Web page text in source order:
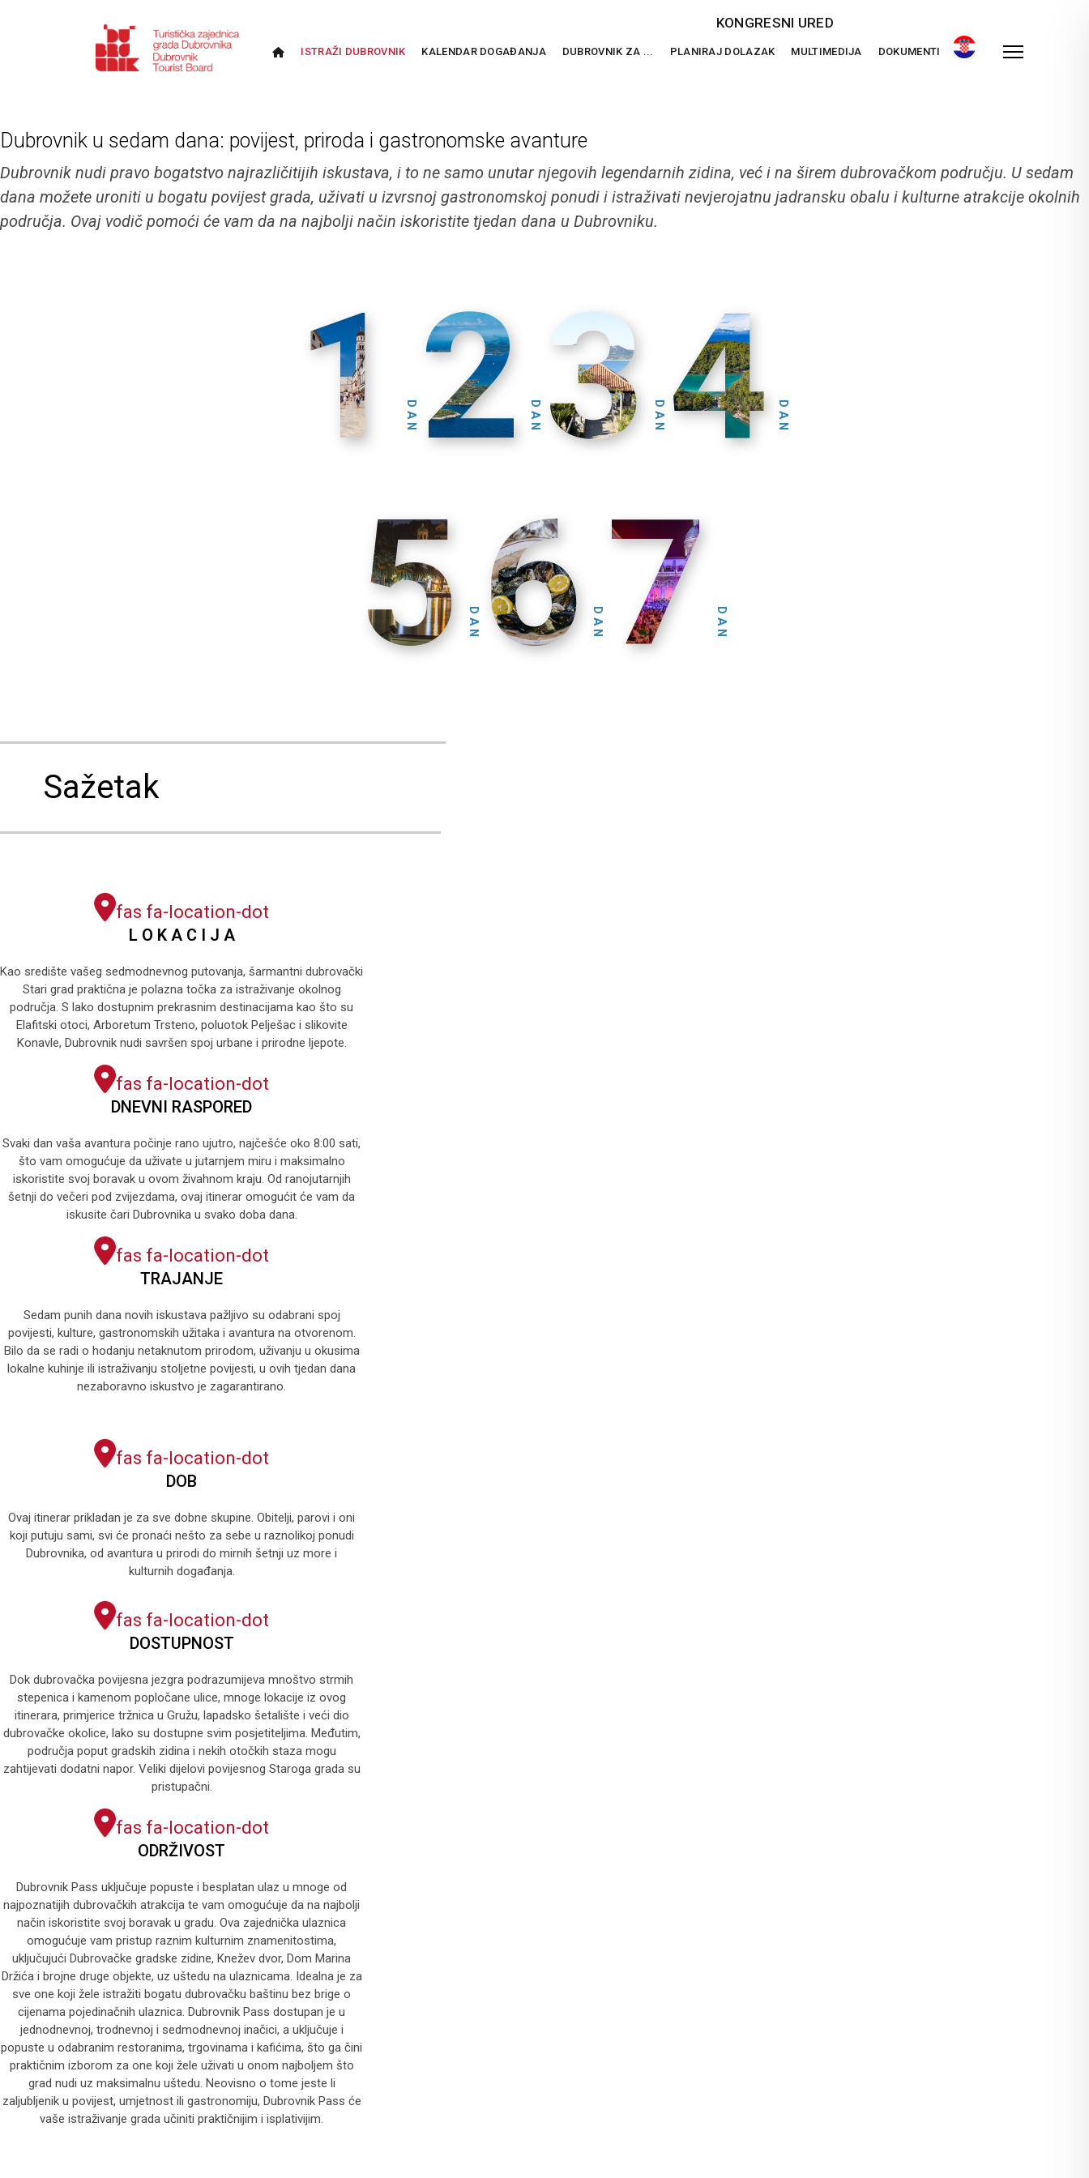
KONGRESNI URED
ISTRAŽI DUBROVNIK KALENDAR DOGAĐANJA DUBROVNIK ZA ... PLANIRAJ DOLAZAK MULTIMEDIJA DOKUMENTI
Dubrovnik u sedam dana: povijest, priroda i gastronomske avanture
Dubrovnik nudi pravo bogatstvo najrazličitijih iskustava, i to ne samo unutar njegovih legendarnih zidina, već i na širem dubrovačkom području. U sedam
dana možete uroniti u bogatu povijest grada, uživati u izvrsnoj gastronomskoj ponudi i istraživati nevjerojatnu jadransku obalu i kulturne atrakcije okolnih
područja. Ovaj vodič pomoći će vam da na najbolji način iskoristite tjedan dana u Dubrovniku.
1 DAN 2 DAN 3 DAN 4 DAN
5 DAN 6 DAN 7 DAN
Sažetak
fas fa-location-dot
L O K A C I J A
Kao središte vašeg sedmodnevnog putovanja, šarmantni dubrovački
Stari grad praktična je polazna točka za istraživanje okolnog
područja. S lako dostupnim prekrasnim destinacijama kao što su
Elafitski otoci, Arboretum Trsteno, poluotok Pelješac i slikovite
Konavle, Dubrovnik nudi savršen spoj urbane i prirodne ljepote.
fas fa-location-dot
DNEVNI RASPORED
Svaki dan vaša avantura počinje rano ujutro, najčešće oko 8:00 sati,
što vam omogućuje da uživate u jutarnjem miru i maksimalno
iskoristite svoj boravak u ovom živahnom kraju. Od ranojutarnjih
šetnji do večeri pod zvijezdama, ovaj itinerar omogućit će vam da
iskusite čari Dubrovnika u svako doba dana.
fas fa-location-dot
TRAJANJE
Sedam punih dana novih iskustava pažljivo su odabrani spoj
povijesti, kulture, gastronomskih užitaka i avantura na otvorenom.
Bilo da se radi o hodanju netaknutom prirodom, uživanju u okusima
lokalne kuhinje ili istraživanju stoljetne povijesti, u ovih tjedan dana
nezaboravno iskustvo je zagarantirano.
fas fa-location-dot
DOB
Ovaj itinerar prikladan je za sve dobne skupine. Obitelji, parovi i oni
koji putuju sami, svi će pronaći nešto za sebe u raznolikoj ponudi
Dubrovnika, od avantura u prirodi do mirnih šetnji uz more i
kulturnih događanja.
fas fa-location-dot
DOSTUPNOST
Dok dubrovačka povijesna jezgra podrazumijeva mnoštvo strmih
stepenica i kamenom popločane ulice, mnoge lokacije iz ovog
itinerara, primjerice tržnica u Gružu, lapadsko šetalište i veći dio
dubrovačke okolice, lako su dostupne svim posjetiteljima. Međutim,
područja poput gradskih zidina i nekih otočkih staza mogu
zahtijevati dodatni napor. Veliki dijelovi povijesnog Staroga grada su
pristupačni.
fas fa-location-dot
ODRŽIVOST
Dubrovnik Pass uključuje popuste i besplatan ulaz u mnoge od
najpoznatijih dubrovačkih atrakcija te vam omogućuje da na najbolji
način iskoristite svoj boravak u gradu. Ova zajednička ulaznica
omogućuje vam pristup raznim kulturnim znamenitostima,
uključujući Dubrovačke gradske zidine, Knežev dvor, Dom Marina
Držića i brojne druge objekte, uz uštedu na ulaznicama. Idealna je za
sve one koji žele istražiti bogatu dubrovačku baštinu bez brige o
cijenama pojedinačnih ulaznica. Dubrovnik Pass dostupan je u
jednodnevnoj, trodnevnoj i sedmodnevnoj inačici, a uključuje i
popuste u odabranim restoranima, trgovinama i kafićima, što ga čini
praktičnim izborom za one koji žele uživati u onom najboljem što
grad nudi uz maksimalnu uštedu. Neovisno o tome jeste li
zaljubljenik u povijest, umjetnost ili gastronomiju, Dubrovnik Pass će
vaše istraživanje grada učiniti praktičnijim i isplativijim.